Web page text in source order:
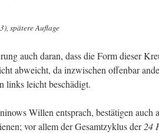
spä­te­re Auf­la­ge
auch daran, dass die Form die­ser
ab­weicht, da in­zwi­schen of­fen­bar
links leicht be­schä­digt.
Wil­len ent­sprach, be­stä­ti­gen auch
vor allem der Ge­samt­zy­klus der24